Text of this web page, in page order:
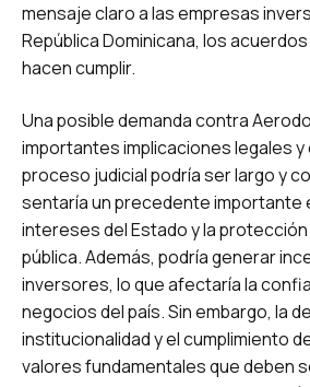
mensaje claro a las empresas
República Dominicana, los
hacen cumplir.
Una posible demanda contra
importantes implicaciones legales y
proceso judicial podría ser largo y
sentaría un precedente importante
intereses del Estado y la
pública. Además, podría generar
inversores, lo que afectaría la
negocios del país. Sin embargo, la
institucionalidad y el cumplimiento
valores fundamentales que deben